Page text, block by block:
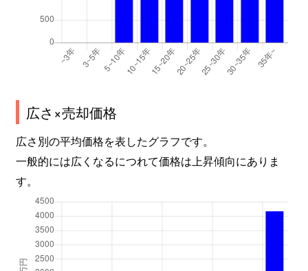
広さ×売却価格
広さ別の平均価格を表したグラフです。
一般的には広くなるにつれて価格は上昇傾向にありま
す。